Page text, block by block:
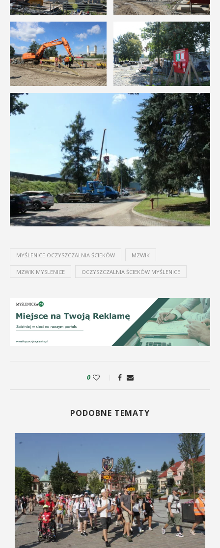
MYŚLENICE OCZYSZCZALNIA ŚCIEKÓW MZWIK
MZWIK MYSLENICE OCZYSZCZALNIA ŚCIEKÓW MYŚLENICE
0
PODOBNE TEMATY